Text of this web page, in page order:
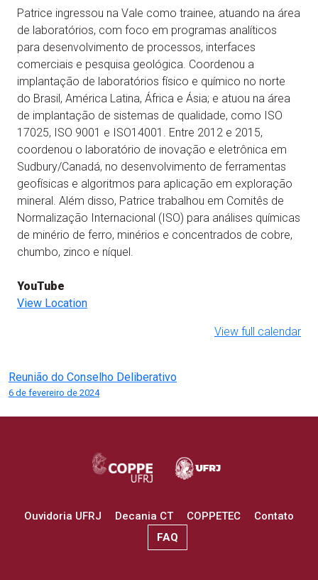
Patrice ingressou na Vale como trainee, atuando na área
de laboratórios, com foco em programas analíticos
para desenvolvimento de processos, interfaces
comerciais e pesquisa geológica. Coordenou a
implantação de laboratórios físico e químico no norte
do Brasil, América Latina, África e Ásia; e atuou na área
de implantação de sistemas de qualidade, como ISO
17025, ISO 9001 e ISO14001. Entre 2012 e 2015,
coordenou o laboratório de inovação e eletrônica em
Sudbury/Canadá, no desenvolvimento de ferramentas
geofísicas e algoritmos para aplicação em exploração
mineral. Além disso, Patrice trabalhou em Comitês de
Normalização Internacional (ISO) para análises químicas
de minério de ferro, minérios e concentrados de cobre,
chumbo, zinco e níquel.
YouTube
View Location
View full calendar
Navegação
de
Post
Reunião do Conselho Deliberativo
6 de fevereiro de 2024
Ouvidoria UFRJ Decania CT COPPETEC
Contato
FAQ